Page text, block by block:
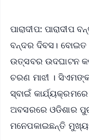
ପାରାଦୀପ:
ବନ୍ଦର ଦିବସ। ବୋଇତ
ଉତ୍ସବର ଉଦଘାଟନ
ଚରଣ ମାଝୀ ।
ସ୍ବାଇଁ
ଅବସରରେ ଓଡିଶାର
ମନେପକାଇଛନ୍ତି